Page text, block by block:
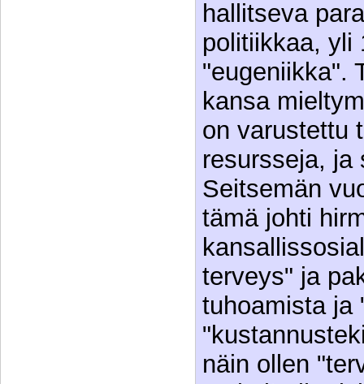
hallitseva
politiikkaa, yli
"eugeniikka".
kansa
on varustettu
resursseja, ja
Seitsemän
tämä johti
terveys" ja
tuhoamista ja
näin ollen